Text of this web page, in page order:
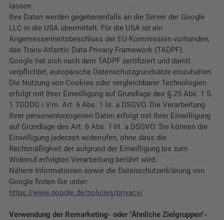
lassen.
Ihre Daten werden gegebenenfalls an die Server der Google
LLC in die USA übermittelt. Für die USA ist ein
Angemessenheitsbeschluss der EU-Kommission vorhanden,
das Trans-Atlantic Data Privacy Framework (TADPF).
Google hat sich nach dem TADPF zertifiziert und damit
verpflichtet, europäische Datenschutzgrundsätze einzuhalten.
Die Nutzung von Cookies oder vergleichbarer Technologien
erfolgt mit Ihrer Einwilligung auf Grundlage des § 25 Abs. 1 S.
1 TDDDG i.V.m. Art. 6 Abs. 1 lit. a DSGVO. Die Verarbeitung
Ihrer personenbezogenen Daten erfolgt mit Ihrer Einwilligung
auf Grundlage des Art. 6 Abs. 1 lit. a DSGVO. Sie können die
Einwilligung jederzeit widerrufen, ohne dass die
Rechtmäßigkeit der aufgrund der Einwilligung bis zum
Widerruf erfolgten Verarbeitung berührt wird.
Nähere Informationen sowie die Datenschutzerklärung von
Google finden Sie unter:
https://www.google.de/policies/privacy/
Verwendung der Remarketing- oder "Ähnliche Zielgruppen"-